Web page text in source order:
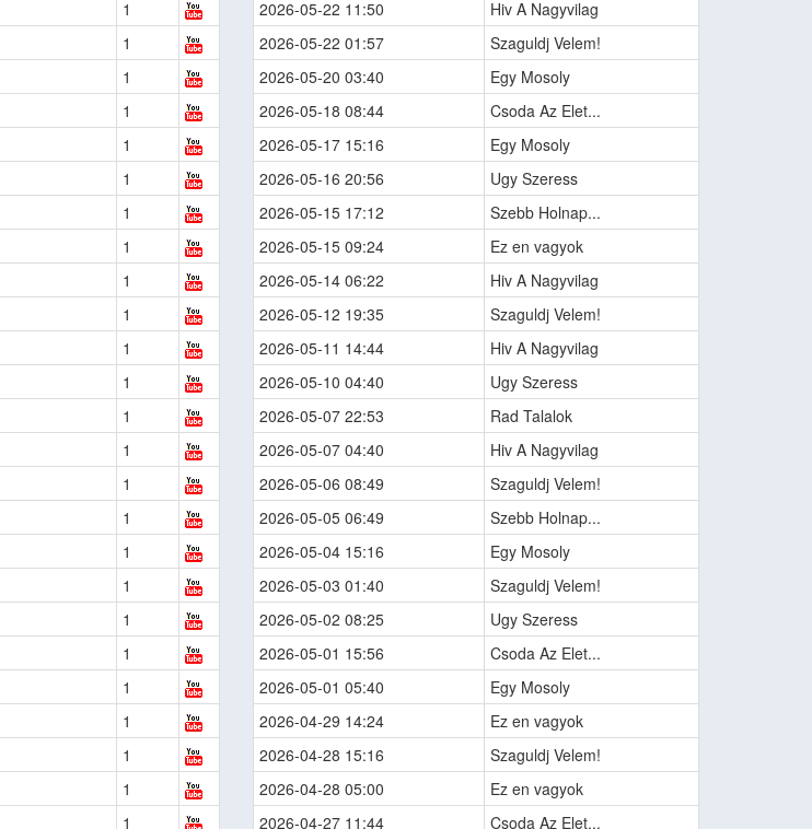
1
1
1
1
1
1
1
1
1
1
1
1
1
1
1
1
1
1
1
1
1
1
1
1
1
2026-05-22 11:50
Hiv A Nagyvilag
2026-05-22 01:57
Szaguldj Velem!
2026-05-20 03:40
Egy Mosoly
2026-05-18 08:44
Csoda Az Elet...
2026-05-17 15:16
Egy Mosoly
2026-05-16 20:56
Ugy Szeress
2026-05-15 17:12
Szebb Holnap...
2026-05-15 09:24
Ez en vagyok
2026-05-14 06:22
Hiv A Nagyvilag
2026-05-12 19:35
Szaguldj Velem!
2026-05-11 14:44
Hiv A Nagyvilag
2026-05-10 04:40
Ugy Szeress
2026-05-07 22:53
Rad Talalok
2026-05-07 04:40
Hiv A Nagyvilag
2026-05-06 08:49
Szaguldj Velem!
2026-05-05 06:49
Szebb Holnap...
2026-05-04 15:16
Egy Mosoly
2026-05-03 01:40
Szaguldj Velem!
2026-05-02 08:25
Ugy Szeress
2026-05-01 15:56
Csoda Az Elet...
2026-05-01 05:40
Egy Mosoly
2026-04-29 14:24
Ez en vagyok
2026-04-28 15:16
Szaguldj Velem!
2026-04-28 05:00
Ez en vagyok
2026-04-27 11:44
Csoda Az Elet...